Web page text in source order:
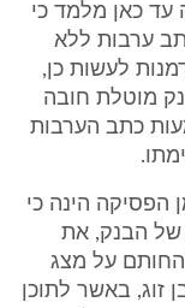
עד כאן מלמד כי
ערבות ללא
לעשות כן,
מוטלת חובה
כתב הערבות
הפסיקה הינה כי
של הבנק, את
על מצג
זוג, באשר לתוכן